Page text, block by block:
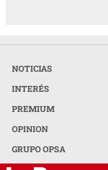
NOTICIAS
INTERÉS
PREMIUM
OPINION
GRUPO OPSA